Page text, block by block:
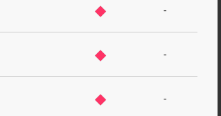
◆ -
◆ -
◆ -